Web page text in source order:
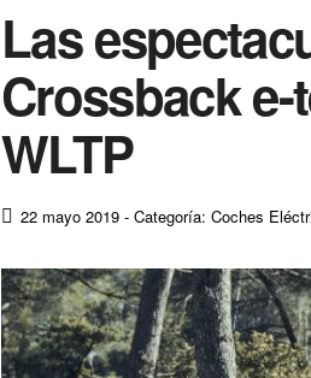
Las
Crossback e-
WLTP
22 mayo 2019 - Categoría: Coches